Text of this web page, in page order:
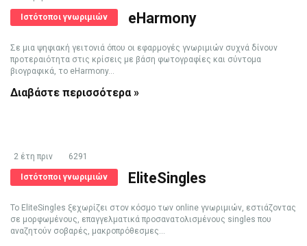
Ιστότοποι γνωριμιών eHarmony
Σε μια ψηφιακή γειτονιά όπου οι εφαρμογές γνωριμιών συχνά δίνουν
προτεραιότητα στις κρίσεις με βάση φωτογραφίες και σύντομα
βιογραφικά, το eHarmony...
Διαβάστε περισσότερα »
2 έτη πριν 6291
Ιστότοποι γνωριμιών EliteSingles
Το EliteSingles ξεχωρίζει στον κόσμο των online γνωριμιών, εστιάζοντας
σε μορφωμένους, επαγγελματικά προσανατολισμένους singles που
αναζητούν σοβαρές, μακροπρόθεσμες...